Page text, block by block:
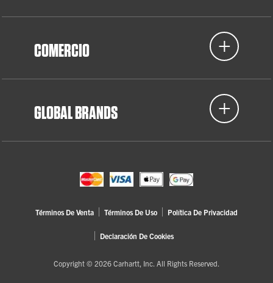
COMERCIO
GLOBAL BRANDS
Términos De Venta Términos De Uso Política De Privacidad
Declaración De Cookies
Copyright © 2026 Carhartt, Inc. All Rights Reserved.